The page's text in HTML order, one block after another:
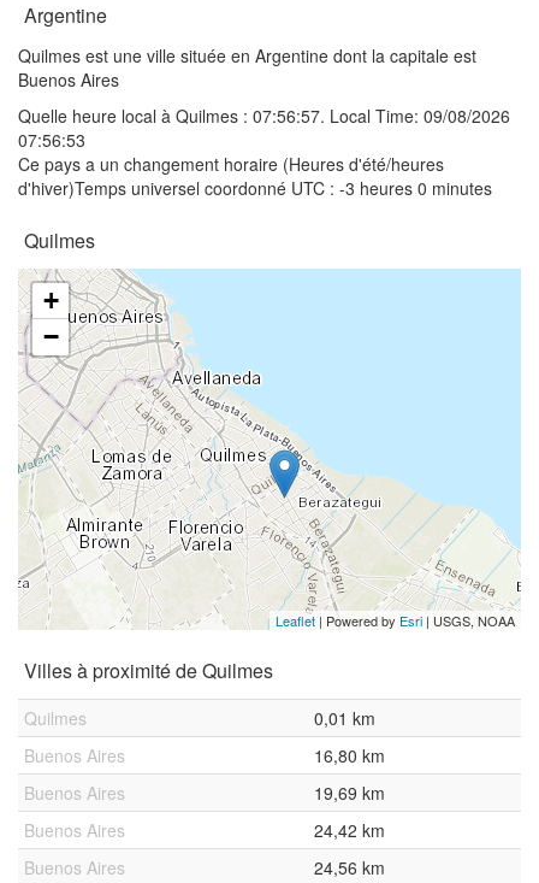
Argentine
Quilmes est une ville située en Argentine dont la capitale est
Buenos Aires
Quelle heure local à Quilmes : 07:56:57. Local Time: 09/08/2026
07:56:53
Ce pays a un changement horaire (Heures d'été/heures
d'hiver)Temps universel coordonné UTC : -3 heures 0 minutes
Quilmes
+
−
Leaflet | Powered by Esri | USGS, NOAA
Villes à proximité de Quilmes
Quilmes
0,01 km
Buenos Aires
16,80 km
Buenos Aires
19,69 km
Buenos Aires
24,42 km
Buenos Aires
24,56 km